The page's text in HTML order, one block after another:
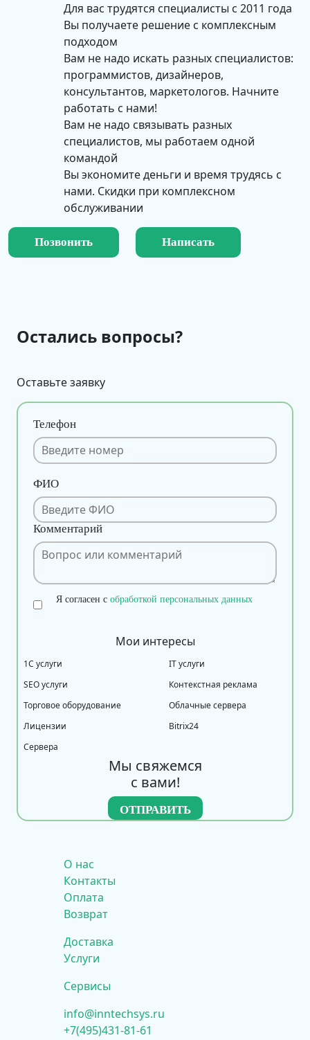
Для вас трудятся специалисты с 2011 года
Вы получаете решение с комплексным
подходом
Вам не надо искать разных специалистов:
программистов, дизайнеров,
консультантов, маркетологов. Начните
работать с нами!
Вам не надо связывать разных
специалистов, мы работаем одной
командой
Вы экономите деньги и время трудясь с
нами. Скидки при комплексном
обслуживании
Позвонить Написать
Остались вопросы?
Оставьте заявку
Телефон
ФИО
Комментарий
Я согласен с обработкой персональных данных
Мои интересы
1С услуги
IT услуги
SEO услуги
Контекстная реклама
Торговое оборудование
Облачные сервера
Лицензии
Bitrix24
Сервера
Мы свяжемся
с вами!
О нас
Контакты
Оплата
Возврат
Доставка
Услуги
Сервисы
info@inntechsys.ru
+7(495)431-81-61